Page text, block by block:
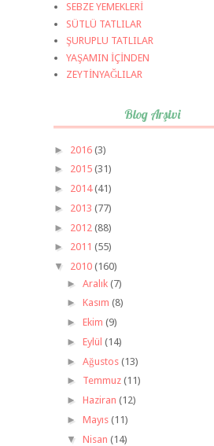
SEBZE YEMEKLERİ
SÜTLÜ TATLILAR
ŞURUPLU TATLILAR
YAŞAMIN İÇİNDEN
ZEYTİNYAĞLILAR
Blog Arşivi
► 2016 (3)
► 2015 (31)
► 2014(41)
► 2013 (77)
► 2012 (88)
► 2011 (55)
▼ 2010 (160)
► Aralık (7)
► Kasım (8)
► Ekim (9)
► Eylül (14)
► Ağustos (13)
► Temmuz (11)
► Haziran (12)
► Mayıs (11)
▼ Nisan (14)